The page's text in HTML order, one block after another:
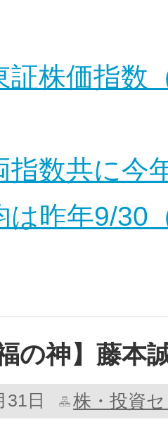
証株価指数
指数共に今
は昨年9/
の神】藤本
31日 株・投資